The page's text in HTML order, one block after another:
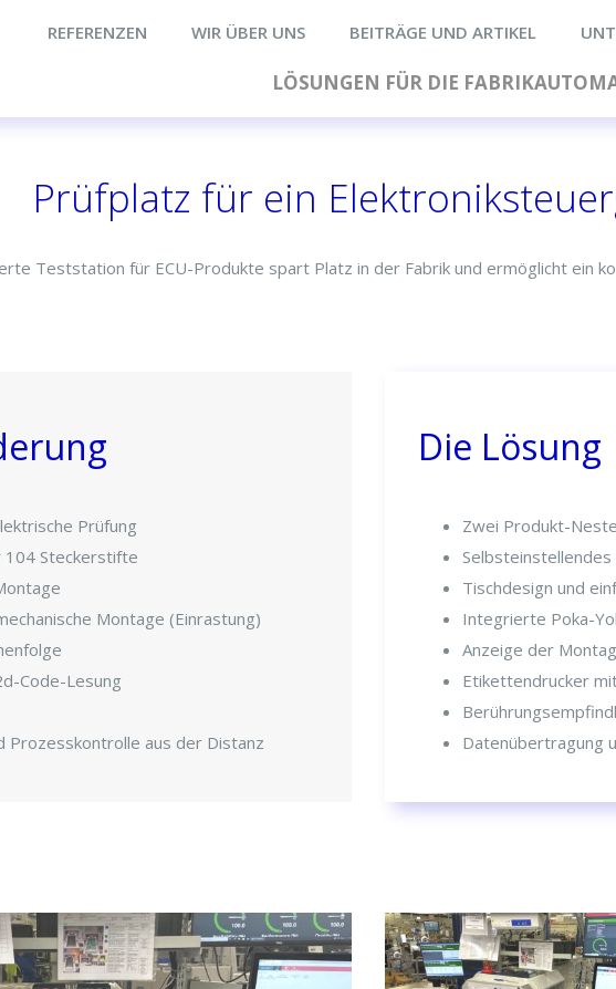
REFERENZEN WIR ÜBER UNS BEITRÄGE UND ARTIKEL
LÖSUNGEN FÜR DIE
Prüfplatz für ein
Teststation für ECU-Produkte spart Platz in der Fabrik und ermöglicht ein
Prüfung
104 Steckerstifte
Montage (Einrastung)
Code-Lesung
Prozesskontrolle aus der Distanz
Die Lösung
Zwei Produkt-
Tischdesign und
Integrierte Poka-
Anzeige der
Etikettendrucker
Datenübertragung